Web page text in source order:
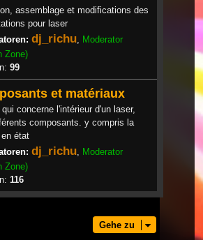
assemblage et modifications des
pour laser
dj_richu Moderator
Zone)
99
et matériaux
concerne l'intérieur d'un laser,
composants. y compris la
état
dj_richu Moderator
Zone)
116
Gehe zu